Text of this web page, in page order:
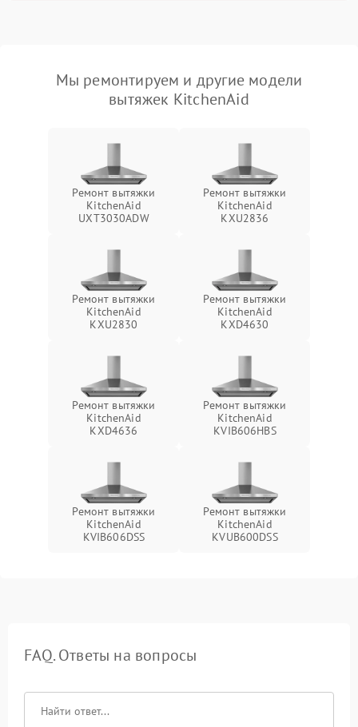
Мы ремонтируем и другие модели
вытяжек KitchenAid
Ремонт вытяжки
KitchenAid
UXT3030ADW
Ремонт вытяжки
KitchenAid
KXU2836
Ремонт вытяжки
KitchenAid
KXU2830
Ремонт вытяжки
KitchenAid
KXD4630
Ремонт вытяжки
KitchenAid
KXD4636
Ремонт вытяжки
KitchenAid
KVIB606HBS
Ремонт вытяжки
KitchenAid
KVIB606DSS
Ремонт вытяжки
KitchenAid
KVUB600DSS
FAQ. Ответы на вопросы